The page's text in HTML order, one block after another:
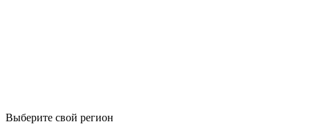
Выберите свой регион